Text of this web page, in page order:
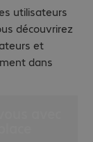
utilisateurs
découvrirez
et
dans